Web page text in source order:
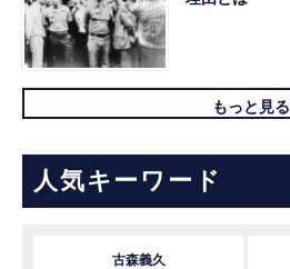
もっと見る
人気キーワード
古森義久